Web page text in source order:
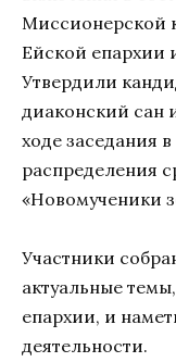
Миссионерской
Ейской епархии
Утвердили
диаконский сан
ходе заседания
распределения
«Новомученики
Участники
актуальные
епархии, и
деятельности.